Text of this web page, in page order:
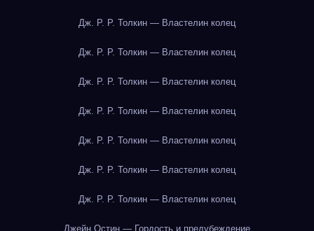
Дж. Р. Р. Толкин — Властелин колец
Дж. Р. Р. Толкин — Властелин колец
Дж. Р. Р. Толкин — Властелин колец
Дж. Р. Р. Толкин — Властелин колец
Дж. Р. Р. Толкин — Властелин колец
Дж. Р. Р. Толкин — Властелин колец
Дж. Р. Р. Толкин — Властелин колец
Джейн Остин — Гордость и предубеждение